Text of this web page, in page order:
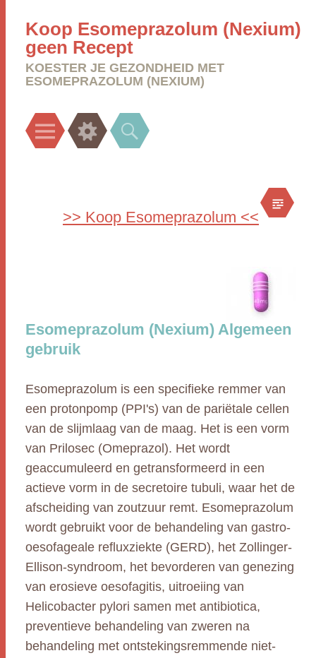
Koop Esomeprazolum (Nexium)
geen Recept
KOESTER JE GEZONDHEID MET
ESOMEPRAZOLUM (NEXIUM)
Menu Widgets Search
>> Koop Esomeprazolum <<
Esomeprazolum (Nexium) Algemeen
gebruik
Esomeprazolum is een specifieke remmer van
een protonpomp (PPI's) van de pariëtale cellen
van de slijmlaag van de maag. Het is een vorm
van Prilosec (Omeprazol). Het wordt
geaccumuleerd en getransformeerd in een
actieve vorm in de secretoire tubuli, waar het de
afscheiding van zoutzuur remt. Esomeprazolum
wordt gebruikt voor de behandeling van gastro-
oesofageale refluxziekte (GERD), het Zollinger-
Ellison-syndroom, het bevorderen van genezing
van erosieve oesofagitis, uitroeiing van
Helicobacter pylori samen met antibiotica,
preventieve behandeling van zweren na
behandeling met ontstekingsremmende niet-